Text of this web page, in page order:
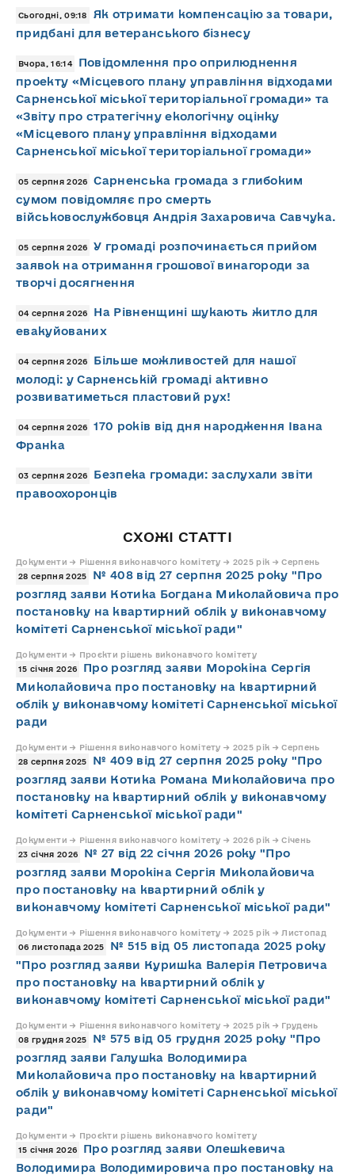
Сьогодні, 09:18
Як отримати компенсацію за товари,
придбані для ветеранського бізнесу
Вчора, 16:14
Повідомлення про оприлюднення
проекту «Місцевого плану управління відходами
Сарненської міської територіальної громади» та
«Звіту про стратегічну екологічну оцінку
«Місцевого плану управління відходами
Сарненської міської територіальної громади»
05 серпня 2026
Сарненська громада з глибоким
сумом повідомляє про смерть
військовослужбовця Андрія Захаровича Савчука.
05 серпня 2026
У громаді розпочинається прийом
заявок на отримання грошової винагороди за
творчі досягнення
04 серпня 2026
На Рівненщині шукають житло для
евакуйованих
04 серпня 2026
Більше можливостей для нашої
молоді: у Сарненській громаді активно
розвиватиметься пластовий рух!
04 серпня 2026
170 років від дня народження Івана
Франка
03 серпня 2026
Безпека громади: заслухали звіти
правоохоронців
СХОЖІ СТАТТІ
Документи → Рішення виконавчого комітету → 2025 рік → Серпень
28 серпня 2025
№ 408 від 27 серпня 2025 року "Про
розгляд заяви Котика Богдана Миколайовича про
постановку на квартирний облік у виконавчому
комітеті Сарненської міської ради"
Документи → Проєкти рішень виконавчого комітету
15 січня 2026
Про розгляд заяви Морокіна Сергія
Миколайовича про постановку на квартирний
облік у виконавчому комітеті Сарненської міської
ради
Документи → Рішення виконавчого комітету → 2025 рік → Серпень
28 серпня 2025
№ 409 від 27 серпня 2025 року "Про
розгляд заяви Котика Романа Миколайовича про
постановку на квартирний облік у виконавчому
комітеті Сарненської міської ради"
Документи → Рішення виконавчого комітету → 2026 рік → Січень
23 січня 2026
№ 27 від 22 січня 2026 року "Про
розгляд заяви Морокіна Сергія Миколайовича
про постановку на квартирний облік у
виконавчому комітеті Сарненської міської ради"
Документи → Рішення виконавчого комітету → 2025 рік → Листопад
06 листопада 2025
№ 515 від 05 листопада 2025 року
"Про розгляд заяви Куришка Валерія Петровича
про постановку на квартирний облік у
виконавчому комітеті Сарненської міської ради"
Документи → Рішення виконавчого комітету → 2025 рік → Грудень
08 грудня 2025
№ 575 від 05 грудня 2025 року "Про
розгляд заяви Галушка Володимира
Миколайовича про постановку на квартирний
облік у виконавчому комітеті Сарненської міської
ради"
Документи → Проєкти рішень виконавчого комітету
15 січня 2026
Про розгляд заяви Олешкевича
Володимира Володимировича про постановку на